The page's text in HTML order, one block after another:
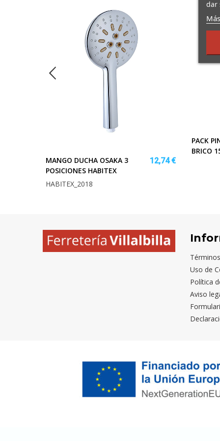
MANGO DUCHA OSAKA 3
POSICIONES HABITEX
12,74 €
HABITEX_2018
PACK
BRICO
Uso de
Política
Aviso
dar